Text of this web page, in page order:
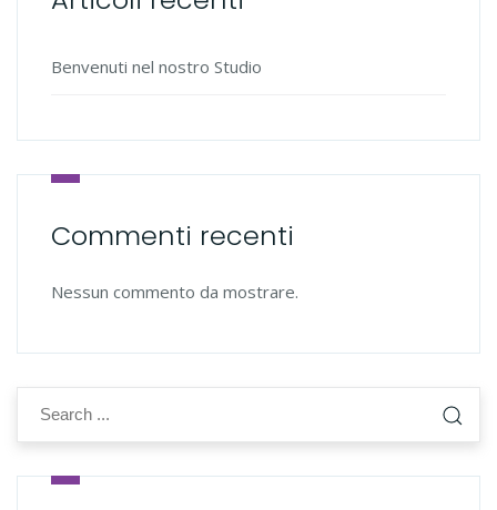
Benvenuti nel nostro Studio
Commenti recenti
Nessun commento da mostrare.